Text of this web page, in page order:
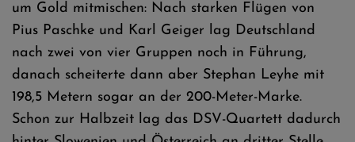
um Gold mitmischen: Nach starken Flügen von
Pius Paschke und Karl Geiger lag Deutschland
nach zwei von vier Gruppen noch in Führung,
danach scheiterte dann aber Stephan Leyhe mit
198,5 Metern sogar an der 200-Meter-Marke.
Schon zur Halbzeit lag das DSV-Quartett dadurch